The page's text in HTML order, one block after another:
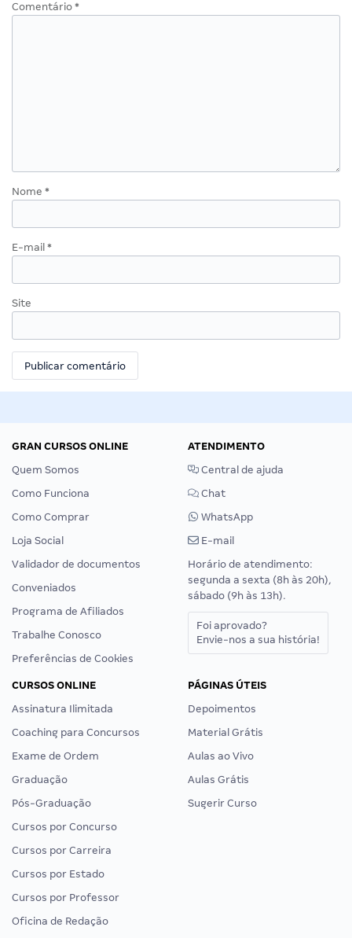
Comentário *
Nome *
E-mail *
Site
GRAN CURSOS ONLINE
Quem Somos
Como Funciona
Como Comprar
Loja Social
Validador de documentos
Conveniados
Programa de Afiliados
Trabalhe Conosco
Preferências de Cookies
ATENDIMENTO
Central de ajuda
Chat
WhatsApp
E-mail
Horário de atendimento:
segunda a sexta (8h às 20h),
sábado (9h às 13h).
Foi aprovado?
Envie-nos a sua história!
CURSOS ONLINE
Assinatura Ilimitada
Coaching para Concursos
Exame de Ordem
Graduação
Pós-Graduação
Cursos por Concurso
Cursos por Carreira
Cursos por Estado
Cursos por Professor
Oficina de Redação
PÁGINAS ÚTEIS
Depoimentos
Material Grátis
Aulas ao Vivo
Aulas Grátis
Sugerir Curso